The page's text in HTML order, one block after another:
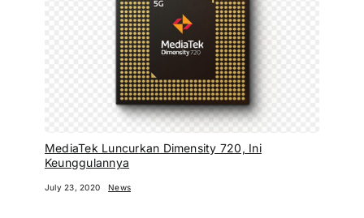
MediaTek Luncurkan Dimensity 720, Ini
Keunggulannya
July 23, 2020 News